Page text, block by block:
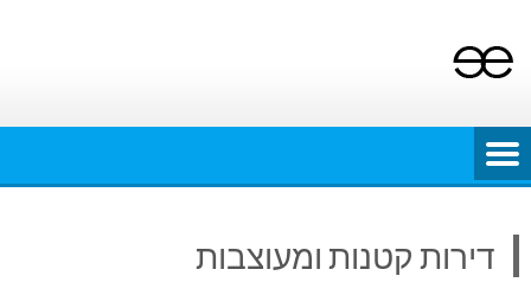
content
דירות קטנות ומעוצבות